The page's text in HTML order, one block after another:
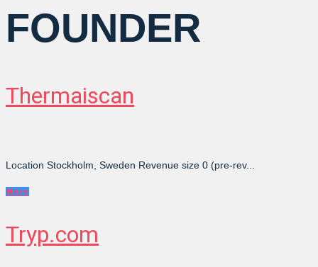
FOUNDER
Thermaiscan
Location Stockholm, Sweden Revenue size 0 (pre-rev...
More
Tryp.com